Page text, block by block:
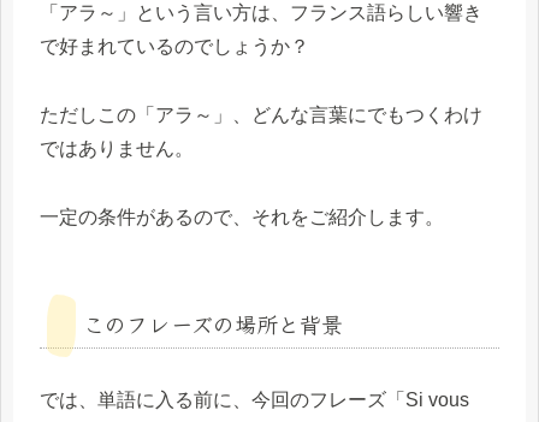
「アラ～」という言い方は、フランス語らしい響き
で好まれているのでしょうか？
ただしこの「アラ～」、どんな言葉にでもつくわけ
ではありません。
一定の条件があるので、それをご紹介します。
このフレーズの場所と背景
では、単語に入る前に、今回のフレーズ「Si vous